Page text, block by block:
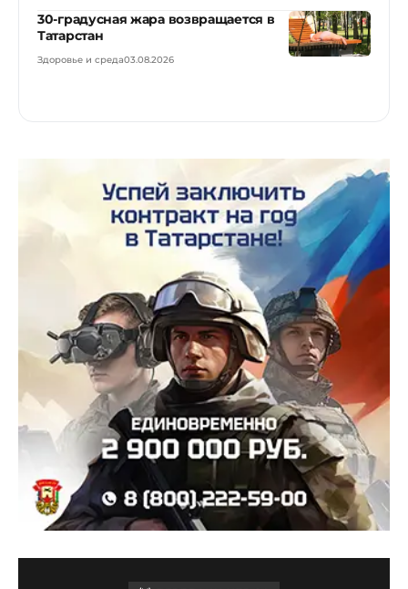
30-градусная жара возвращается в
Татарстан
Здоровье и среда03.08.2026